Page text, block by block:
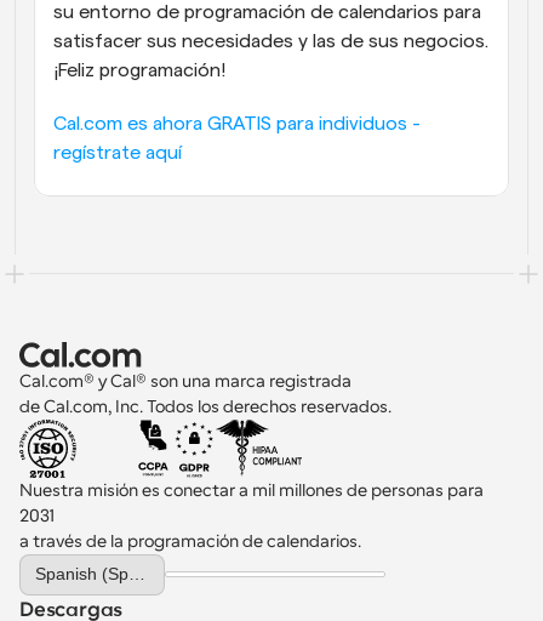
su entorno de programación de calendarios para
satisfacer sus necesidades y las de sus negocios.
¡Feliz programación!
Cal.com es ahora GRATIS para individuos -
regístrate aquí
Cal.com® y Cal® son una marca registrada
de Cal.com, Inc. Todos los derechos reservados.
Nuestra misión es conectar a mil millones de personas para
2031
a través de la programación de calendarios.
Select Language
Spanish (Spain)
Descargas